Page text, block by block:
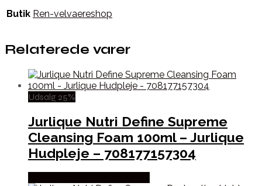
Butik Ren-velvaereshop
Relaterede varer
Udsalg 25%
Jurlique Nutri Define Supreme
Cleansing Foam 100ml – Jurlique
Hudpleje – 708177157304